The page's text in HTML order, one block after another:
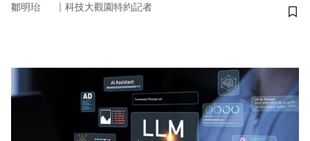
鄒明珆 ｜ 科技大觀園特約記者
儲